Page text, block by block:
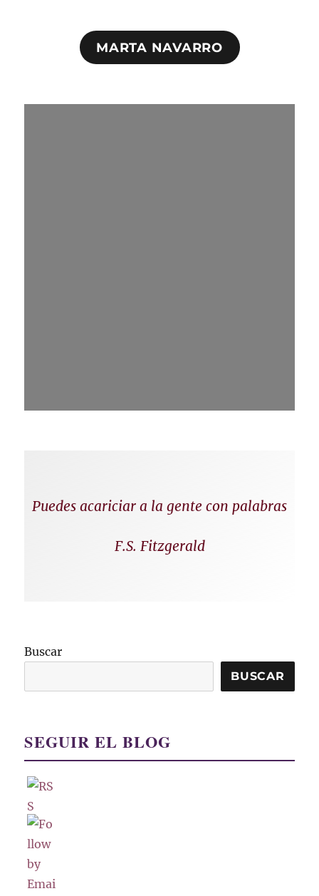
MARTA NAVARRO
Puedes acariciar a la gente con palabras
F.S. Fitzgerald
Buscar
BUSCAR
SEGUIR EL BLOG